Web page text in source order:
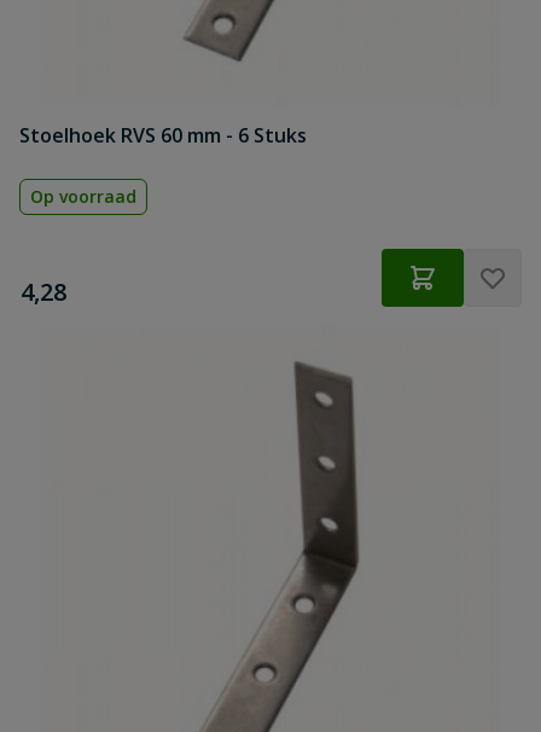
Stoelhoek RVS 60 mm - 6 Stuks
Op voorraad
€
4,28